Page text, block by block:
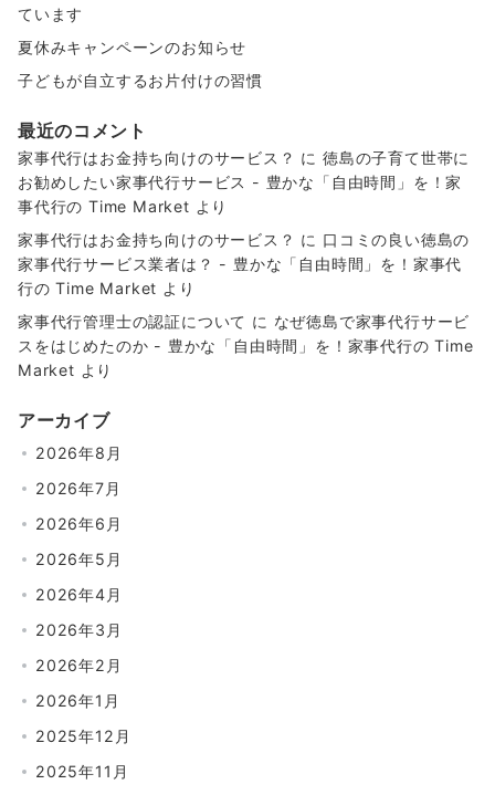
ています
夏休みキャンペーンのお知らせ
子どもが自立するお片付けの習慣
最近のコメント
家事代行はお金持ち向けのサービス？ に徳島の子育て世帯に
お勧めしたい家事代行サービス - 豊かな「自由時間」を！家
事代行の Time Market より
家事代行はお金持ち向けのサービス？ に 口コミの良い徳島の
家事代行サービス業者は？ - 豊かな「自由時間」を！家事代
行の Time Market より
家事代行管理士の認証について に なぜ徳島で家事代行サービ
スをはじめたのか - 豊かな「自由時間」を！家事代行の Time
Market より
アーカイブ
2026年8月
2026年7月
2026年6月
2026年5月
2026年4月
2026年3月
2026年2月
2026年1月
2025年12月
2025年11月